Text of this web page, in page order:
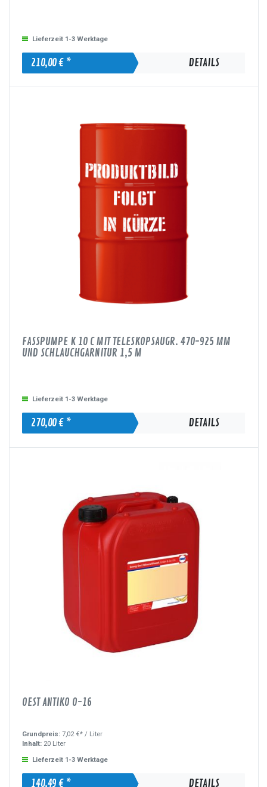
Lieferzeit 1-3 Werktage
210,00 € * DETAILS
FASSPUMPE K 10 C MIT TELESKOPSAUGR. 470-925 MM
UND SCHLAUCHGARNITUR 1,5 M
Lieferzeit 1-3 Werktage
270,00 € * DETAILS
OEST ANTIKO O-16
Grundpreis:7,02 €* / Liter
Inhalt: 20 Liter
Lieferzeit 1-3 Werktage
140,49 € * DETAILS